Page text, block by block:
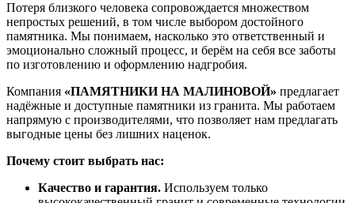
Потеря близкого человека сопровождается множеством
непростых решений, в том числе выбором достойного
памятника. Мы понимаем, насколько это ответственный и
эмоционально сложный процесс, и берём на себя все заботы
по изготовлению и оформлению надгробия.
Компания «ПАМЯТНИКИНА МАЛИНОВОЙ» предлагает
надёжные и доступные памятники из гранита. Мы работаем
напрямую с производителями, что позволяет нам предлагать
выгодные цены без лишних наценок.
Почему стоит выбрать нас:
Качество и гарантия. Используем только